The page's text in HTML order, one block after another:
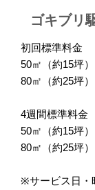
ゴキブリ
初回標準料金
50㎡（約15坪
80㎡（約25坪
4週間標準料金
50㎡（約15坪
80㎡（約25坪
※サービス日・